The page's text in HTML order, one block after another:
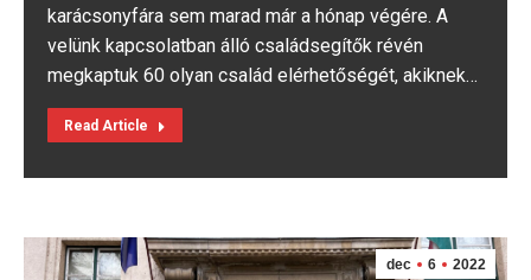
karácsonyfára sem marad már a hónap végére. A
velünk kapcsolatban álló családsegítők révén
megkaptuk 60 olyan család elérhetőségét, akiknek…
Read Article
dec 6 2022